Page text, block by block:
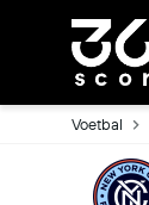
Voetbal